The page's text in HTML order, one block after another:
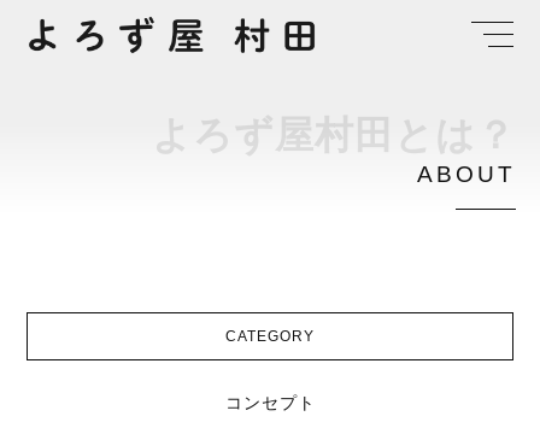
よ ろ ず 屋村 田 と は ？
A B O UT
CATEGORY
コンセプト